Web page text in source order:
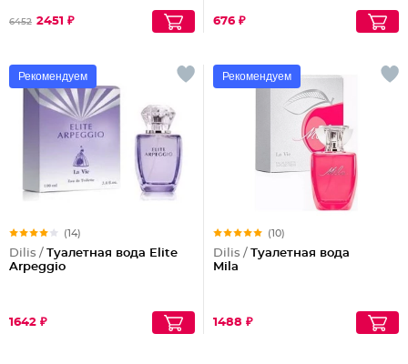
6452 2451 ₽
676 ₽
Рекомендуем
(14)
Dilis / Туалетная вода Elite
Arpeggio
1642 ₽
Рекомендуем
(10)
Dilis / Туалетная вода
Mila
1488 ₽